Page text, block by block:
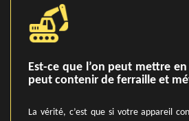
Est-ce que l’on peut mettre
peut contenir de ferraille et
La vérité, c’est que si votre appareil